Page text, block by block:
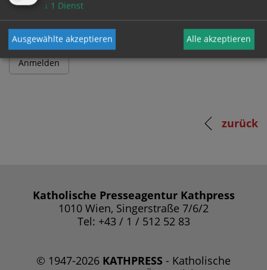
zurück
Katholische Presseagentur Kathpress
1010 Wien, Singerstraße 7/6/2
Tel: +43 / 1 / 512 52 83
© 1947-2026 KATHPRESS - Katholische
↓ 1 Dienst
Ausgewählte akzeptieren Alle akzeptieren